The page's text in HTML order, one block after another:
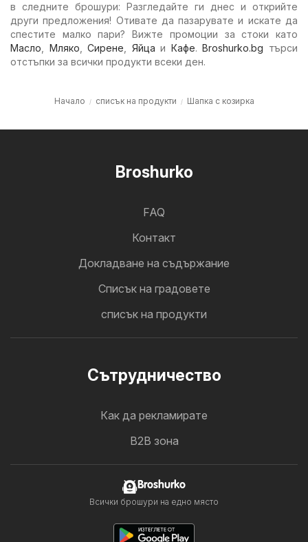
в следните брошури: Разгледайте ги днес и открийте
други предложения! Отивате да пазарувате и искате да
спестите малко пари? Вижте промоции за стоки като
Масло
Мляко ,Сирене Яйца и Кафе.Broshurko.bg търси
отстъпки за всички продукти всеки ден.
Начало списък на продукти Шапка с козирка
Broshurko
FAQ
Контакт
Докладване на съдържание
Cписък на градовете
списък на продукти
Cътрудничество
Как да рекламирате
B2B зона
Broshurko
Всички брошури на едно място